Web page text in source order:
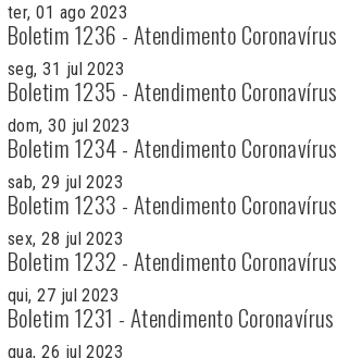
ter, 01 ago 2023
Boletim 1236 - Atendimento Coronavírus
seg, 31 jul 2023
Boletim 1235 - Atendimento Coronavírus
dom, 30 jul 2023
Boletim 1234 - Atendimento Coronavírus
sab, 29 jul 2023
Boletim 1233 - Atendimento Coronavírus
sex, 28 jul 2023
Boletim 1232 - Atendimento Coronavírus
qui, 27 jul 2023
Boletim 1231 - Atendimento Coronavírus
qua, 26 jul 2023